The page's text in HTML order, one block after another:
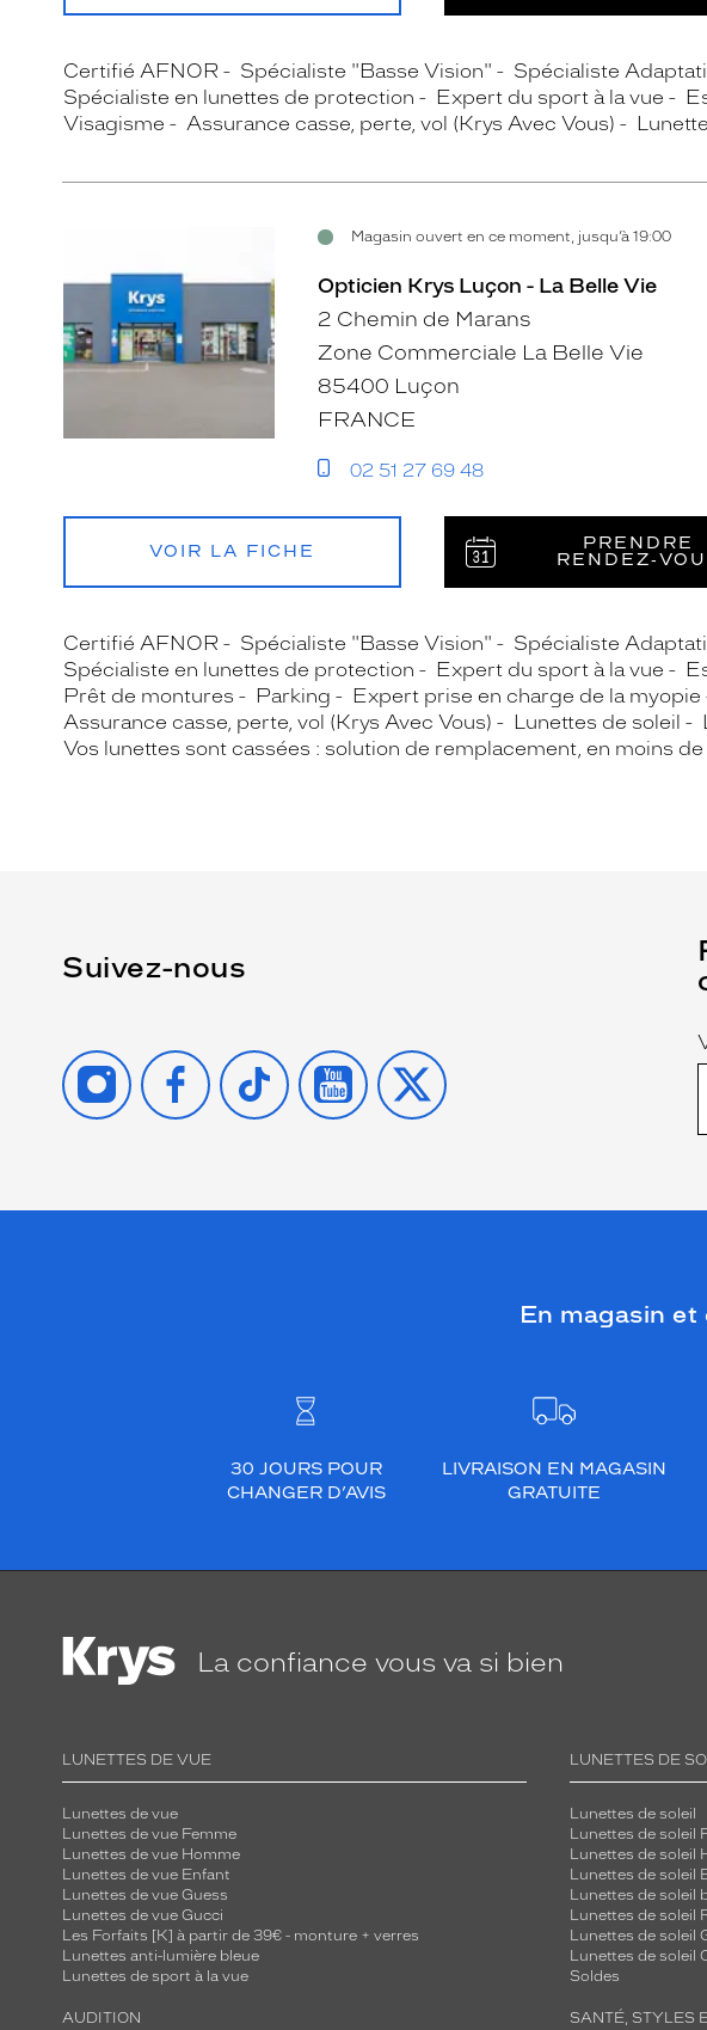
Certifié AFNOR Spécialiste "Basse Vision" Spécialiste
Spécialiste en lunettes de protection
Expert du sport à la vue
Visagisme
Assurance casse, perte, vol (Krys Avec Vous)
Magasin ouvert en ce moment, jusqu’à 19:00
Opticien Krys Luçon - La Belle Vie
2 Chemin de Marans
Zone Commerciale La Belle Vie
85400 Luçon
FRANCE
02 51 27 69 48
VOIR LA FICHE
PRENDRE
Certifié AFNOR Spécialiste "Basse Vision" Spécialiste
Spécialiste en lunettes de protection
Expert du sport à la vue
Prêt de montures
Parking Expert prise en charge de la myopie
Assurance casse, perte, vol (Krys Avec Vous)
Lunettes de soleil
Vos lunettes sont cassées : solution de remplacement, en moins
Suivez-nous
INSTAGRAMFACEBOOK
TIKTOK YOUTUBE
X
est
En magasin et
30 JOURS POUR
CHANGER D’AVIS
LIVRAISON EN MAGASIN
GRATUITE
La confiance vous va si bien
LUNETTES DE VUE
Lunettes de vue
Lunettes de vue Femme
Lunettes de vue Homme
Lunettes de vue Enfant
Lunettes de vue Guess
Lunettes de vue Gucci
Les Forfaits [K] à partir de 39€ - monture + verres
Lunettes anti-lumière bleue
Lunettes de sport à la vue
LUNETTES DE
Lunettes de soleil
Lunettes de soleil
Lunettes de soleil
Lunettes de soleil
Lunettes de soleil
Lunettes de soleil
Lunettes de soleil
Lunettes de soleil
Soldes
AUDITION SANTÉ, STYLES